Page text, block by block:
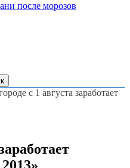
после морозов
с 1 августа заработает